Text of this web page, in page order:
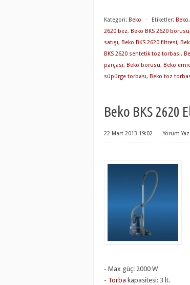
Kategori: Beko ⋅ Etiketler: Beko,
2620 bez, Beko BKS 2620 borusu,
satışı, Beko BKS 2620 filtresi,
BKS 2620 sentetik toz torbası,
parçası, Beko borusu, Beko
süpürge torbası, Beko toz
Beko BKS
22 Mart 2013 19:02 ⋅ Yorum Yaz
- Max güç: 2000 W
- Torba kapasitesi: 3 lt.